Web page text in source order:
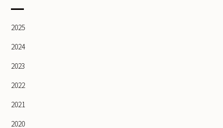
2025
2024
2023
2022
2021
2020